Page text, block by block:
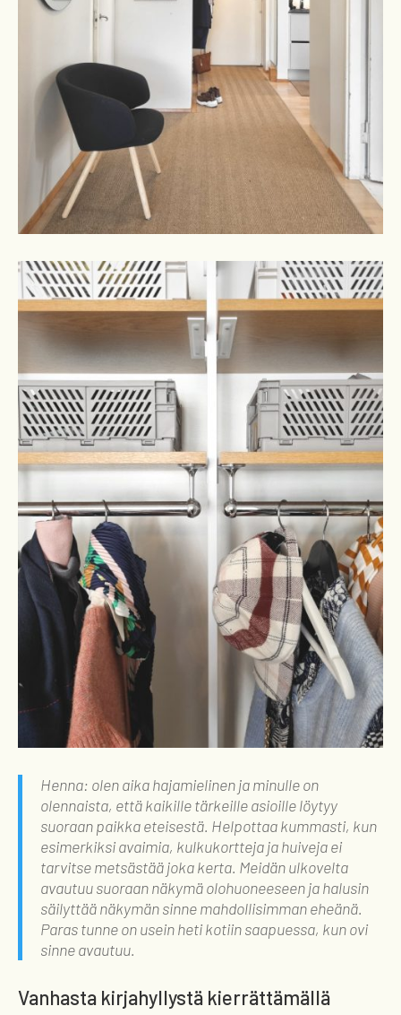
Henna: olen aika hajamielinen ja minulle on
olennaista, että kaikille tärkeille asioille löytyy
suoraan paikka eteisestä. Helpottaa kummasti, kun
esimerkiksi avaimia, kulkukortteja ja huiveja ei
tarvitse metsästää joka kerta. Meidän ulkovelta
avautuu suoraan näkymä olohuoneeseen ja halusin
säilyttää näkymän sinne mahdollisimman eheänä.
Paras tunne on usein heti kotiin saapuessa, kun ovi
sinne avautuu.
Vanhasta kirjahyllystä kierrättämällä